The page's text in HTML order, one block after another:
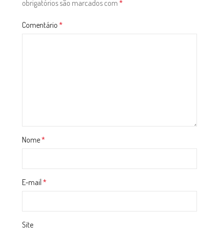
obrigatórios são marcados com *
Comentário *
Nome*
E-mail *
Site